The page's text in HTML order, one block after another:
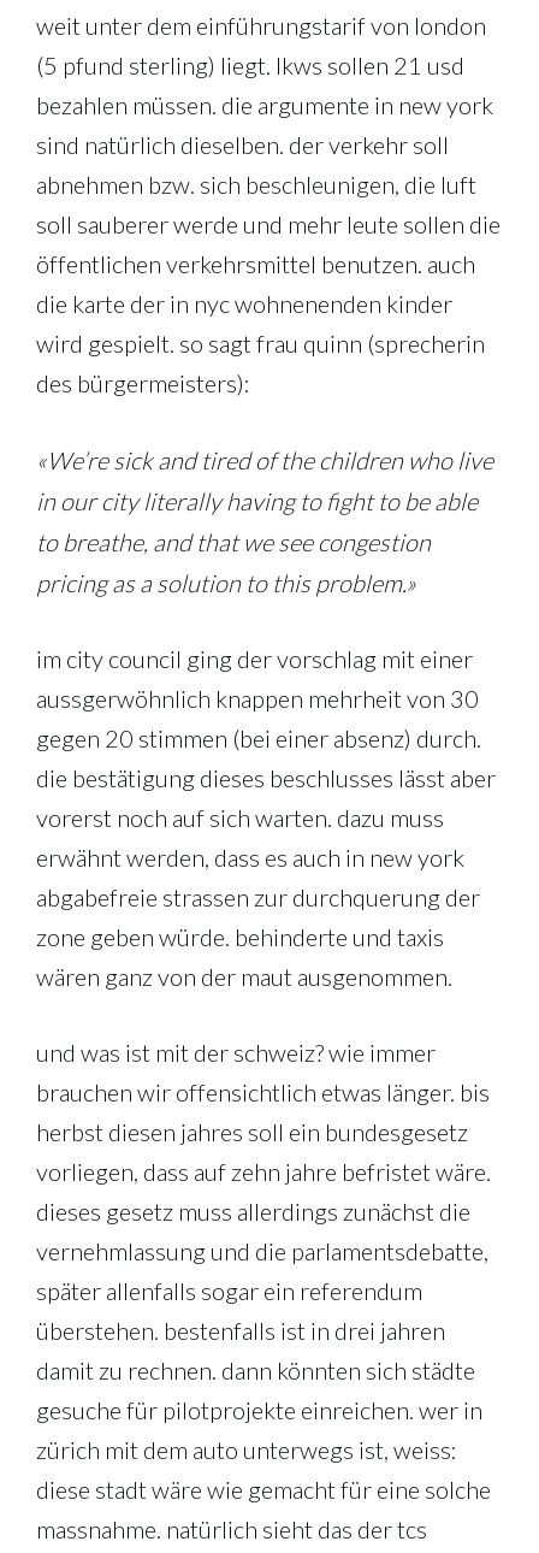
weit unter dem einführungstarif von london
(5 pfund sterling) liegt. lkws sollen 21 usd
bezahlen müssen. die argumente in new york
sind natürlich dieselben. der verkehr soll
abnehmen bzw. sich beschleunigen, die luft
soll sauberer werde und mehr leute sollen die
öffentlichen verkehrsmittel benutzen. auch
die karte der in nyc wohnenenden kinder
wird gespielt. so sagt frau quinn (sprecherin
des bürgermeisters):
«We’re sick and tired of the children who live
in our city literally having to fight to be able
to breathe, and that we see congestion
pricing as a solution to this problem.»
im city council ging der vorschlag mit einer
aussgerwöhnlich knappen mehrheit von 30
gegen 20 stimmen (bei einer absenz) durch.
die bestätigung dieses beschlusses lässt aber
vorerst noch auf sich warten. dazu muss
erwähnt werden, dass es auch in new york
abgabefreie strassen zur durchquerung der
zone geben würde. behinderte und taxis
wären ganz von der maut ausgenommen.
und was ist mit der schweiz? wie immer
brauchen wir offensichtlich etwas länger. bis
herbst diesen jahres soll ein bundesgesetz
vorliegen, dass auf zehn jahre befristet wäre.
dieses gesetz muss allerdings zunächst die
vernehmlassung und die parlamentsdebatte,
später allenfalls sogar ein referendum
überstehen. bestenfalls ist in drei jahren
damit zu rechnen. dann könnten sich städte
gesuche für pilotprojekte einreichen. wer in
zürich mit dem auto unterwegs ist, weiss:
diese stadt wäre wie gemacht für eine solche
massnahme. natürlich sieht das der tcs